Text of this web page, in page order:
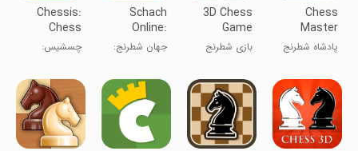
Chess
Master
King
پادشاه شطرنج
3D Chess
Game
بازی شطرنج
Schach
Online:
Chess
Universe
جهان شطرنج:
Chessis:
Chess
Analysis
چسشیس: